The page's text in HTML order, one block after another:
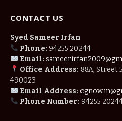
CONTACT US
Syed Sameer Irfan
Phone: 94255 20244
Email:
Office Address: 88A, Street
490023
Email Address:
Phone Number: 94255